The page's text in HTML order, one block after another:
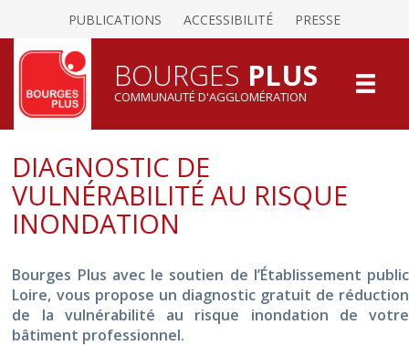
PUBLICATIONS ACCESSIBILITÉ PRESSE
BOURGES PLUS
COMMUNAUTÉ D'AGGLOMÉRATION
DIAGNOSTIC DE
VULNÉRABILITÉ AU RISQUE
INONDATION
Bourges Plus avec le soutien de l’Établissement public
Loire, vous propose un diagnostic gratuit de réduction
de la vulnérabilité au risque inondation de votre
bâtiment professionnel.